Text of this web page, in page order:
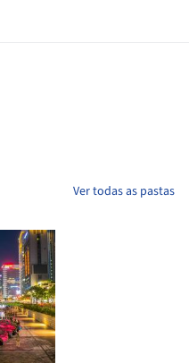
Ver todas as pastas